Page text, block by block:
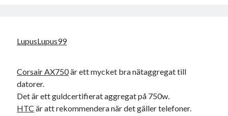
LupusLupus99
Corsair AX750är ett mycket bra nätaggregat till
datorer.
Det är ett guldcertifierat aggregat på 750w.
HTC är att rekommendera när det gäller telefoner.